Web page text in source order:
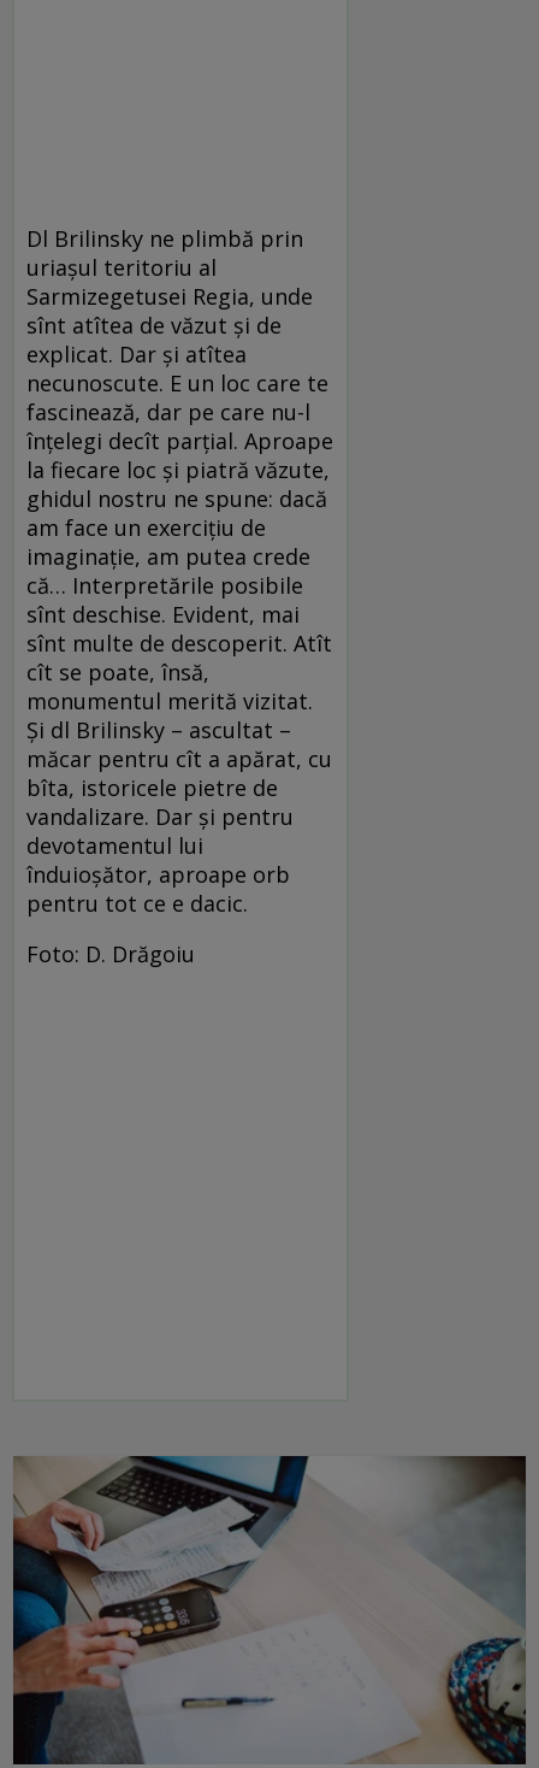
Dl Brilinsky ne plimbă prin
uriaşul teritoriu al
Sarmizegetusei Regia, unde
sînt atîtea de văzut şi de
explicat. Dar şi atîtea
necunoscute. E un loc care te
fascinează, dar pe care nu-l
înţelegi decît parţial. Aproape
la fiecare loc şi piatră văzute,
ghidul nostru ne spune: dacă
am face un exerciţiu de
imaginaţie, am putea crede
că… Interpretările posibile
sînt deschise. Evident, mai
sînt multe de descoperit. Atît
cît se poate, însă,
monumentul merită vizitat.
Şi dl Brilinsky – ascultat –
măcar pentru cît a apărat, cu
bîta, istoricele pietre de
vandalizare. Dar şi pentru
devotamentul lui
înduioşător, aproape orb
pentru tot ce e dacic.
Foto: D. Drăgoiu